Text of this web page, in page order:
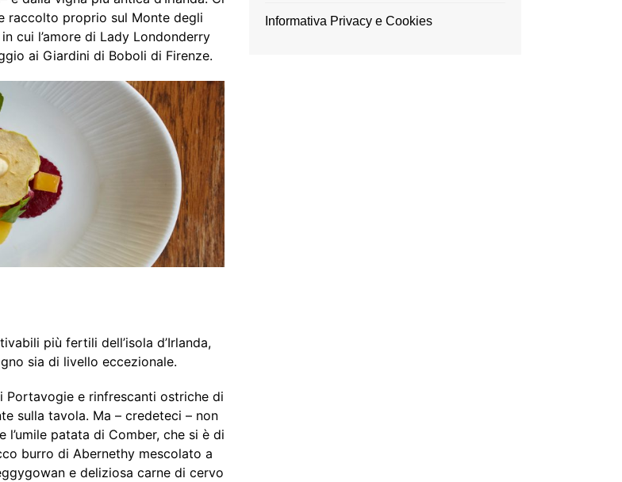
raccolto proprio sul Monte degli
cui l’amore di Lady Londonderry
ai Giardini di Boboli di Firenze.
più fertili dell’isola d’Irlanda,
sia di livello eccezionale.
Portavogie e rinfrescanti ostriche di
sulla tavola. Ma – credeteci – non
patata di Comber, che si è di
burro di Abernethy mescolato a
e deliziosa carne di cervo
Informativa Privacy e Cookies